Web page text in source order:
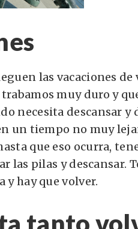
las vacaciones de
muy duro y
necesita descansar y
un tiempo no muy
que eso ocurra,
las pilas y descansar.
hay que volver.
tanto